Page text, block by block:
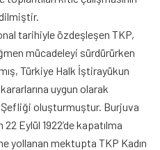
tarihiyle özdeşleşen TKP,
mücadeleyi sürdürürken
Türkiye Halk İştirayükun
uygun olarak
oluşturmuştur. Burjuva
Eylül 1922’de kapatılma
yollanan mektupta TKP Kadın